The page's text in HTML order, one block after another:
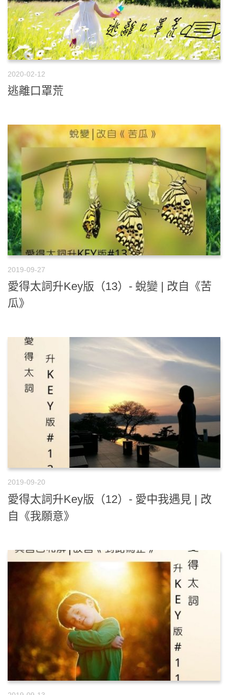
2020-02-12
逃離口罩荒
2019-09-27
愛得太詞升Key版（13）- 蛻變 | 改自《苦
瓜》
2019-09-20
愛得太詞升Key版（12）- 愛中我遇見 | 改
自《我願意》